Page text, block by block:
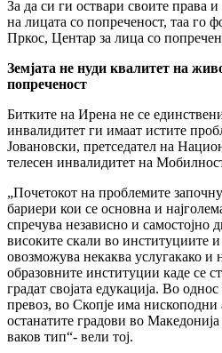
За да си ги оствари своите права
на лицата со попреченост, таа го
Пркос, Центар за лица со
Земјата не нуди квалитет на
попреченост
Битките на Ирена не се
инвалидитет ги имаат истите
Јовановски, претседател на
телесен инвалидитет на
„Почетокот на проблемите
бариери кои се основна и
спречува независно и самостојно
високите скали во институциите и
овозможува некаква услугакако и
образовните институции каде се
градат својата едукација. Во
превоз, во Скопје има нископодни
останатите градови во
ваков тип“- вели тој.